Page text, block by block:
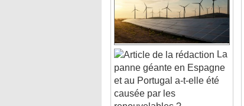
La
panne géante en Espagne
et au Portugal a-t-elle été
causée par les
renouvelables ?